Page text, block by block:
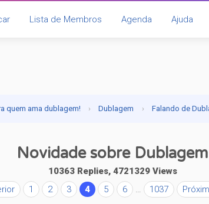
Lista de Membros Agenda Ajuda
quem ama dublagem! › Dublagem › Falando de
Novidade sobre Dublagem
10363 Replies, 4721329 Views
1 2 3 4 5 6 … 1037